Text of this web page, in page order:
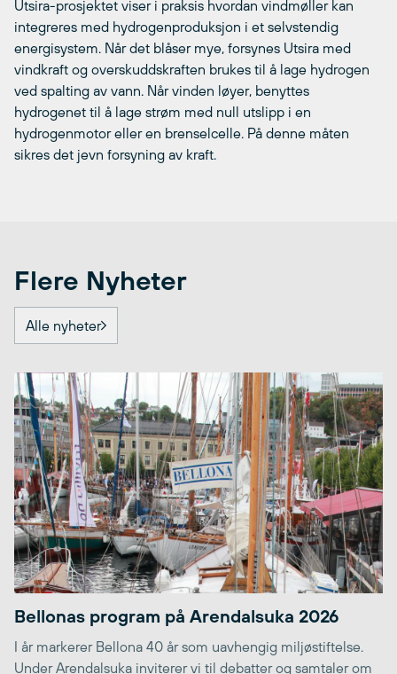
Utsira-prosjektet viser i praksis hvordan vindmøller kan
integreres med hydrogenproduksjon i et selvstendig
energisystem. Når det blåser mye, forsynes Utsira med
vindkraft og overskuddskraften brukes til å lage hydrogen
ved spalting av vann. Når vinden løyer, benyttes
hydrogenet til å lage strøm med null utslipp i en
hydrogenmotor eller en brenselcelle. På denne måten
sikres det jevn forsyning av kraft.
Flere Nyheter
Alle nyheter
Bellonas program på Arendalsuka 2026
I år markerer Bellona 40 år som uavhengig miljøstiftelse.
Under Arendalsuka inviterer vi til debatter og samtaler om